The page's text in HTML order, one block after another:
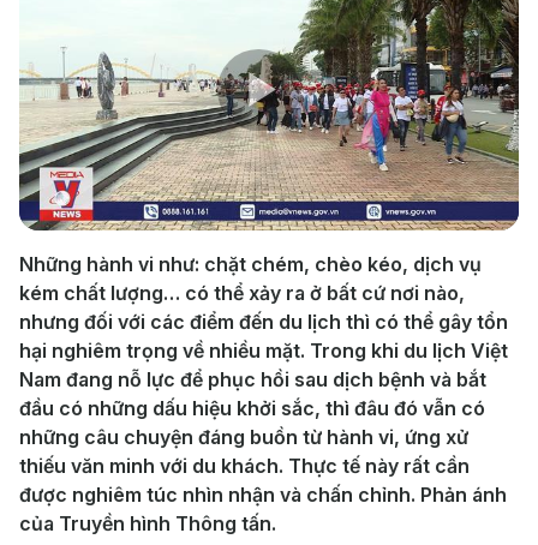
Play
Video
Những hành vi như: chặt chém, chèo kéo, dịch vụ
kém chất lượng… có thể xảy ra ở bất cứ nơi nào,
nhưng đối với các điểm đến du lịch thì có thể gây tổn
hại nghiêm trọng về nhiều mặt. Trong khi du lịch Việt
Nam đang nỗ lực để phục hồi sau dịch bệnh và bắt
đầu có những dấu hiệu khởi sắc, thì đâu đó vẫn có
những câu chuyện đáng buồn từ hành vi, ứng xử
thiếu văn minh với du khách. Thực tế này rất cần
được nghiêm túc nhìn nhận và chấn chỉnh. Phản ánh
của Truyền hình Thông tấn.